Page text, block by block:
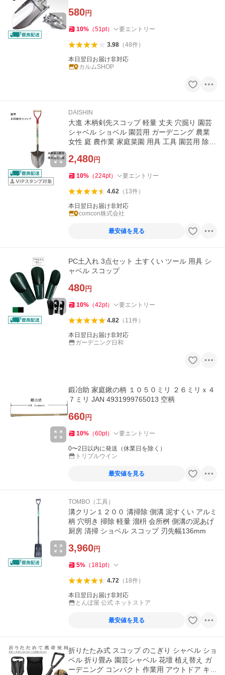
580円
10% （51pt） 要エントリー
3.98（48件）
本日翌日お届け非対応
カルムSHOP
DAISHIN
大進 木柄剣先スコップ 軽量 丈夫 穴掘り 園芸
シャベル ショベル 園芸用 ガーデニング 農業
女性 庭 農作業 家庭菜園 用具 工具 園芸用 除雪
2,480円
10% （224pt） 要エントリー
4.62（ 13件）
本日翌日お届け非対応
comcon株式会社
最安値を見る
PC土入れ 3点セット 土すくい ツール 用具 シ
ャベル スコップ
480円
10% （42pt） 要エントリー
4.82（ 11件）
本日翌日お届け非対応
ガーデニング日和
鍛冶助 家庭鍬の柄 １０５０ミリ ２６ミリｘ４
７ミリ JAN 4931999765013 空柄
660円
10% （60pt） 要エントリー
0〜2日以内に発送（休業日を除く）
トリプルウイン
最安値を見る
TOMBO（工具）
溝クリン１２００ 溝掃除 側溝 泥すくい アルミ
柄 穴明き 掃除 軽量 溜枡 会所桝 側溝の泥あげ
厨房 清掃 ショベル スコップ 刃先幅136mm
3,960円
5% （ 181pt）
4.72（ 18件）
本日翌日お届け非対応
とんぼ屋 公式 ネットストア
最安値を見る
折りたたみ式 スコップ のこぎり シャベル ショ
ベル 折り畳み 園芸シャベル 花壇 植え替え ガ
ーデニング コンパクト 作業用 アウトドア キャ